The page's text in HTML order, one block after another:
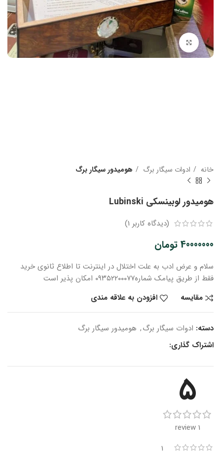
بزرگنمایی تصویر
خانه ادوات سیگار برگ هومیدور سیگار برگ
هومیدور لوبینسکی Lubinski
(دیدگاه کاربر 1
)
40000000 تومان
سلام و عرض ادب به علت اختلال در اینترنت تا اطلاع ثانوی خرید
فقط از طریق پیامک شماره۰۹۳۵۲۲۰۰۰۷۷ امکان پذیر است
مقایسه
افزودن به علاقه مندی
دسته: ادوات سیگار برگ, هومیدور سیگار برگ
اشتراک گذاری:
5
1 review
1